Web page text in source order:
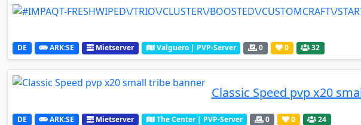
DE ARK:SE Mietserver Valguero | PVP-Server 0 0 32
Classic Speed pvp x20
DE ARK:SE Mietserver The Center | PVP-Server 0 0 24